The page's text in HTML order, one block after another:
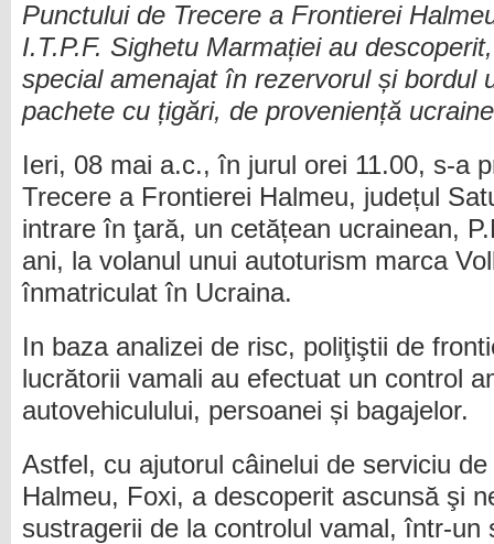
Punctului de Trecere a Frontierei
I.T.P.F. Sighetu Marmației au
special amenajat în rezervorul și bordul
pachete cu țigări, de proveniență
Ieri, 08 mai a.c., în jurul orei 11.00, s-a
Trecere a Frontierei Halmeu, județul
intrare în ţară, un cetățean ucrainean,
ani, la volanul unui autoturism marca
înmatriculat în Ucraina.
In baza analizei de risc, poliţiştii de
lucrătorii vamali au efectuat un control
autovehiculului, persoanei și bagajelor.
Astfel, cu ajutorul câinelui de serviciu
Halmeu, Foxi, a descoperit ascunsă şi
sustragerii de la controlul vamal, într-un